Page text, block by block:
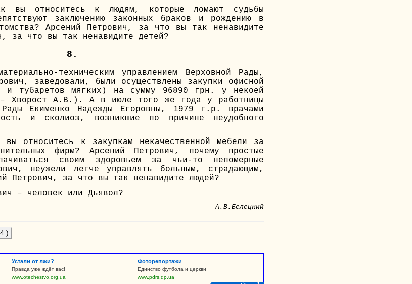
вы относитесь к людям, которые ломают судьбы
заключению законных браков и рождению в
Арсений Петрович, за что вы так ненавидите
за что вы так ненавидите детей?
8.
техническим управлением Верховной Рады,
заведовали, были осуществлены закупки офисной
и тубаретов мягких) на сумму 96890 грн. у некоей
– Хворост А.В.). А в июле того же года у работницы
Рады Екименко Надежды Егоровны, 1979 г.р. врачами
и сколиоз, возникшие по причине неудобного
относитесь к закупкам некачественной мебели за
фирм? Арсений Петрович, почему простые
своим здоровьем за чьи-то непомерные
неужели легче управлять больным, страдающим,
Петрович, за что вы так ненавидите людей?
– человек или Дьявол?
А.В.Белецкий
)
Устали от лжи?
Правда уже ждёт вас!
www.otechestvo.org.ua
Фоторепортажи
Единство футбола и церкви
www.pdrs.dp.ua